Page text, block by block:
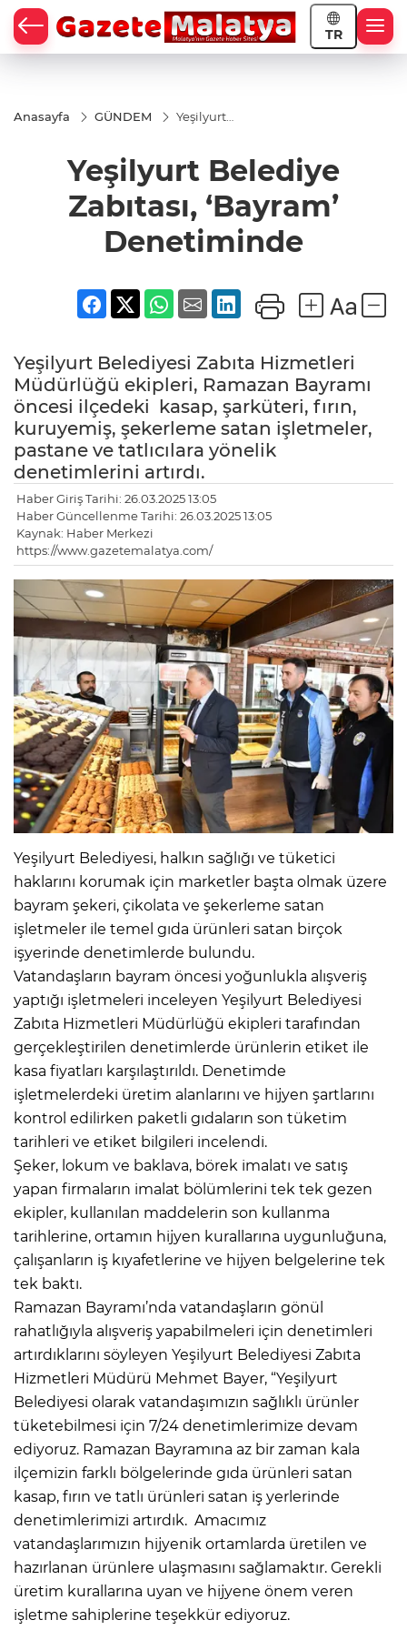
TR
Anasayfa GÜNDEM
Yeşilyurt
‘Bayram’
Denetiminde
Yeşilyurt Belediye
Zabıtası, ‘Bayram’
Denetiminde
Yeşilyurt Belediyesi Zabıta Hizmetleri
Müdürlüğü ekipleri, Ramazan Bayramı
öncesi ilçedeki kasap, şarküteri, fırın,
kuruyemiş, şekerleme satan işletmeler,
pastane ve tatlıcılara yönelik
denetimlerini artırdı.
Haber Giriş Tarihi: 26.03.2025 13:05
Haber Güncellenme Tarihi: 26.03.2025 13:05
Kaynak: Haber Merkezi
https://www.gazetemalatya.com/
Yeşilyurt Belediyesi, halkın sağlığı ve tüketici
haklarını korumak için marketler başta olmak üzere
bayram şekeri, çikolata ve şekerleme satan
işletmeler ile temel gıda ürünleri satan birçok
işyerinde denetimlerde bulundu.
Vatandaşların bayram öncesi yoğunlukla alışveriş
yaptığı işletmeleri inceleyen Yeşilyurt Belediyesi
Zabıta Hizmetleri Müdürlüğü ekipleri tarafından
gerçekleştirilen denetimlerde ürünlerin etiket ile
kasa fiyatları karşılaştırıldı. Denetimde
işletmelerdeki üretim alanlarını ve hijyen şartlarını
kontrol edilirken paketli gıdaların son tüketim
tarihleri ve etiket bilgileri incelendi.
Şeker, lokum ve baklava, börek imalatı ve satış
yapan firmaların imalat bölümlerini tek tek gezen
ekipler, kullanılan maddelerin son kullanma
tarihlerine, ortamın hijyen kurallarına uygunluğuna,
çalışanların iş kıyafetlerine ve hijyen belgelerine tek
tek baktı.
Ramazan Bayramı’nda vatandaşların gönül
rahatlığıyla alışveriş yapabilmeleri için denetimleri
artırdıklarını söyleyen Yeşilyurt Belediyesi Zabıta
Hizmetleri Müdürü Mehmet Bayer, “Yeşilyurt
Belediyesi olarak vatandaşımızın sağlıklı ürünler
tüketebilmesi için 7/24 denetimlerimize devam
ediyoruz. Ramazan Bayramına az bir zaman kala
ilçemizin farklı bölgelerinde gıda ürünleri satan
kasap, fırın ve tatlı ürünleri satan iş yerlerinde
denetimlerimizi artırdık. Amacımız
vatandaşlarımızın hijyenik ortamlarda üretilen ve
hazırlanan ürünlere ulaşmasını sağlamaktır. Gerekli
üretim kurallarına uyan ve hijyene önem veren
işletme sahiplerine teşekkür ediyoruz.